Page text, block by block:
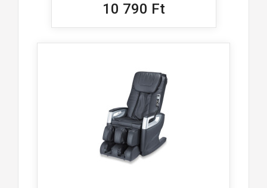
10 790 Ft